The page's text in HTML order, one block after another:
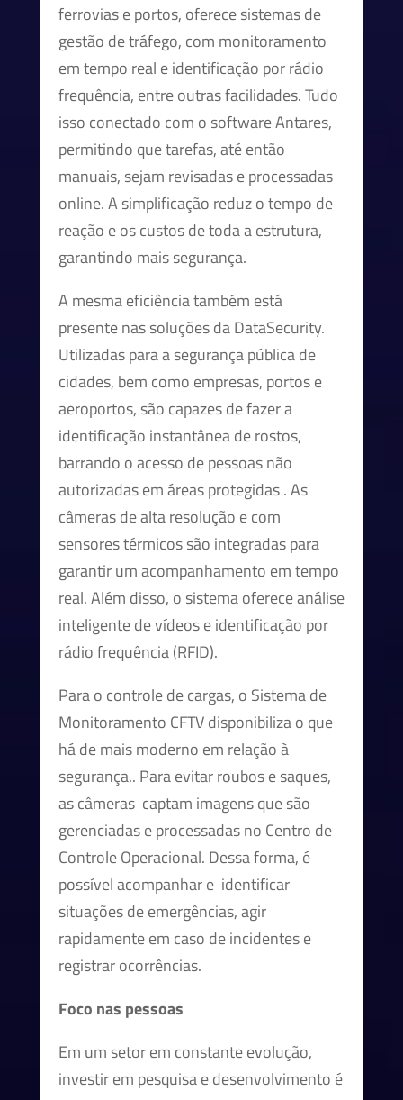
ferrovias e portos, oferece sistemas de
gestão de tráfego, com monitoramento
em tempo real e identificação por rádio
frequência, entre outras facilidades. Tudo
isso conectado com o software Antares,
permitindo que tarefas, até então
manuais, sejam revisadas e processadas
online. A simplificação reduz o tempo de
reação e os custos de toda a estrutura,
garantindo mais segurança.
A mesma eficiência também está
presente nas soluções da DataSecurity.
Utilizadas para a segurança pública de
cidades, bem como empresas, portos e
aeroportos, são capazes de fazer a
identificação instantânea de rostos,
barrando o acesso de pessoas não
autorizadas em áreas protegidas . As
câmeras de alta resolução e com
sensores térmicos são integradas para
garantir um acompanhamento em tempo
real. Além disso, o sistema oferece análise
inteligente de vídeos e identificação por
rádio frequência (RFID).
Para o controle de cargas, o Sistema de
Monitoramento CFTV disponibiliza o que
há de mais moderno em relação à
segurança.. Para evitar roubos e saques,
as câmeras captam imagens que são
gerenciadas e processadas no Centro de
Controle Operacional. Dessa forma, é
possível acompanhar e identificar
situações de emergências, agir
rapidamente em caso de incidentes e
registrar ocorrências.
Foco nas pessoas
Em um setor em constante evolução,
investir em pesquisa e desenvolvimento é